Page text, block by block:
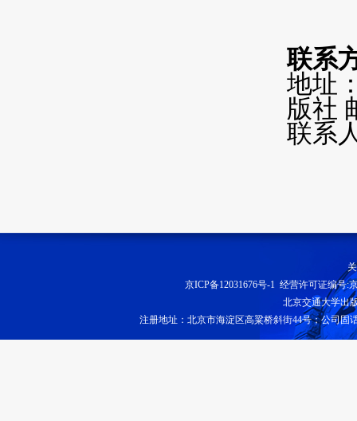
联系
地址
版社
联系
京ICP备12031676号-1 经营许可证编号:
北京交通大学出
注册地址：北京市海淀区高粱桥斜街44号；公司固